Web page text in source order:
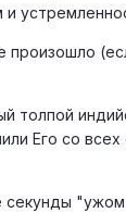
произошло
толпой
Его со
секунды